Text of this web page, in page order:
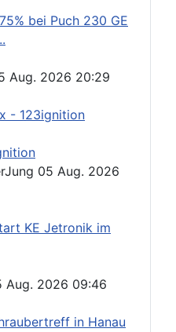
bei Puch 230 GE
Aug. 2026 20:29
- 123ignition
05 Aug. 2026
KE Jetronik im
Aug. 2026 09:46
in Hanau